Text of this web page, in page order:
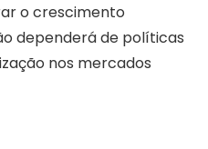
o crescimento
dependerá de políticas
nos mercados